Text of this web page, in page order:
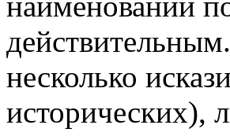
несколько
исторических),